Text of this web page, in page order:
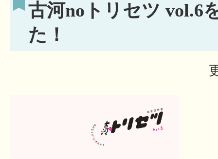
古河noトリセツ vol.6
た！